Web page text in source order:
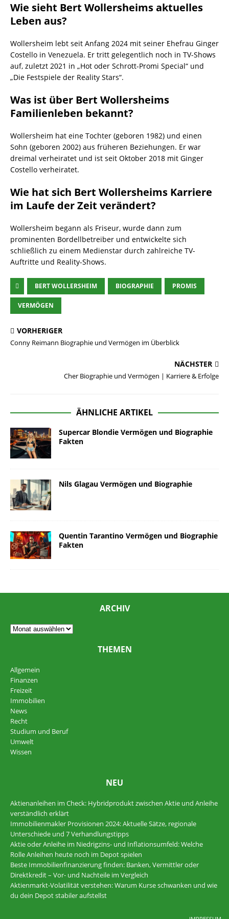
Wie sieht Bert Wollersheims aktuelles
Leben aus?
Wollersheim lebt seit Anfang 2024 mit seiner Ehefrau Ginger
Costello in Venezuela. Er tritt gelegentlich noch in TV-Shows
auf, zuletzt 2021 in „Hot oder Schrott-Promi Special“ und
„Die Festspiele der Reality Stars“.
Was ist über Bert Wollersheims
Familienleben bekannt?
Wollersheim hat eine Tochter (geboren 1982) und einen
Sohn (geboren 2002) aus früheren Beziehungen. Er war
dreimal verheiratet und ist seit Oktober 2018 mit Ginger
Costello verheiratet.
Wie hat sich Bert Wollersheims Karriere
im Laufe der Zeit verändert?
Wollersheim begann als Friseur, wurde dann zum
prominenten Bordellbetreiber und entwickelte sich
schließlich zu einem Medienstar durch zahlreiche TV-
Auftritte und Reality-Shows.
BERT WOLLERSHEIM BIOGRAPHIE PROMIS
VERMÖGEN
VORHERIGER
Conny Reimann Biographie und Vermögen im Überblick
NÄCHSTER
Cher Biographie und Vermögen | Karriere & Erfolge
ÄHNLICHE ARTIKEL
Supercar Blondie Vermögen und Biographie
Fakten
Nils Glagau Vermögen und Biographie
Quentin Tarantino Vermögen und Biographie
Fakten
ARCHIV
THEMEN
Allgemein
Finanzen
Freizeit
Immobilien
News
Recht
Studium und Beruf
Umwelt
Wissen
NEU
Aktienanleihen im Check: Hybridprodukt zwischen Aktie und Anleihe
verständlich erklärt
Immobilienmakler Provisionen 2024: Aktuelle Sätze, regionale
Unterschiede und 7 Verhandlungstipps
Aktie oder Anleihe im Niedrigzins- und Inflationsumfeld: Welche
Rolle Anleihen heute noch im Depot spielen
Beste Immobilienfinanzierung finden: Banken, Vermittler oder
Direktkredit – Vor- und Nachteile im Vergleich
Aktienmarkt-Volatilität verstehen: Warum Kurse schwanken und wie
du dein Depot stabiler aufstellst